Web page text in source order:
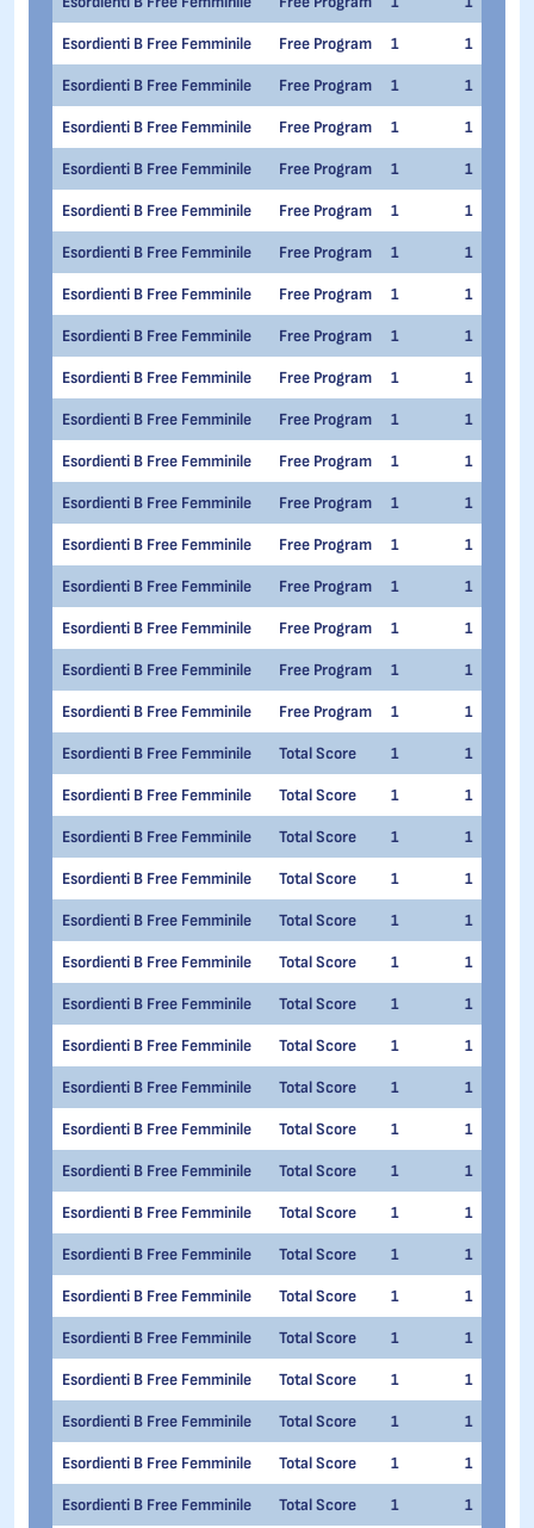
Esordienti B Free Femminile Free Program 1 1
Esordienti B Free Femminile Free Program 1 1
Esordienti B Free Femminile Free Program 1 1
Esordienti B Free Femminile Free Program 1 1
Esordienti B Free Femminile Free Program 1 1
Esordienti B Free Femminile Free Program 1 1
Esordienti B Free Femminile Free Program 1 1
Esordienti B Free Femminile Free Program 1 1
Esordienti B Free Femminile Free Program 1 1
Esordienti B Free Femminile Free Program 1 1
Esordienti B Free Femminile Free Program 1 1
Esordienti B Free Femminile Free Program 1 1
Esordienti B Free Femminile Free Program 1 1
Esordienti B Free Femminile Free Program 1 1
Esordienti B Free Femminile Free Program 1 1
Esordienti B Free Femminile Free Program 1 1
Esordienti B Free Femminile Free Program 1 1
Esordienti B Free Femminile Total Score 1 1
Esordienti B Free Femminile Total Score 1 1
Esordienti B Free Femminile Total Score 1 1
Esordienti B Free Femminile Total Score 1 1
Esordienti B Free Femminile Total Score 1 1
Esordienti B Free Femminile Total Score 1 1
Esordienti B Free Femminile Total Score 1 1
Esordienti B Free Femminile Total Score 1 1
Esordienti B Free Femminile Total Score 1 1
Esordienti B Free Femminile Total Score 1 1
Esordienti B Free Femminile Total Score 1 1
Esordienti B Free Femminile Total Score 1 1
Esordienti B Free Femminile Total Score 1 1
Esordienti B Free Femminile Total Score 1 1
Esordienti B Free Femminile Total Score 1 1
Esordienti B Free Femminile Total Score 1 1
Esordienti B Free Femminile Total Score 1 1
Esordienti B Free Femminile Total Score 1 1
Esordienti B Free Femminile Total Score 1 1